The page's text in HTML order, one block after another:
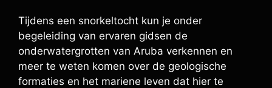
Tijdens een snorkeltocht kun je onder
begeleiding van ervaren gidsen de
onderwatergrotten van Aruba verkennen en
meer te weten komen over de geologische
formaties en het mariene leven dat hier te